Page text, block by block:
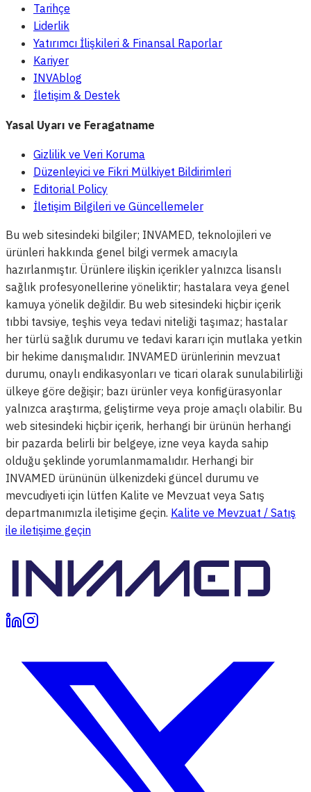
Tarihçe
Liderlik
Yatırımcı İlişkileri & Finansal Raporlar
Kariyer
INVAblog
İletişim & Destek
Yasal Uyarı ve Feragatname
Gizlilik ve Veri Koruma
Düzenleyici ve Fikri Mülkiyet Bildirimleri
Editorial Policy
İletişim Bilgileri ve Güncellemeler
Bu web sitesindeki bilgiler; INVAMED, teknolojileri ve
ürünleri hakkında genel bilgi vermek amacıyla
hazırlanmıştır. Ürünlere ilişkin içerikler yalnızca lisanslı
sağlık profesyonellerine yöneliktir; hastalara veya genel
kamuya yönelik değildir. Bu web sitesindeki hiçbir içerik
tıbbi tavsiye, teşhis veya tedavi niteliği taşımaz; hastalar
her türlü sağlık durumu ve tedavi kararı için mutlaka yetkin
bir hekime danışmalıdır. INVAMED ürünlerinin mevzuat
durumu, onaylı endikasyonları ve ticari olarak sunulabilirliği
ülkeye göre değişir; bazı ürünler veya konfigürasyonlar
yalnızca araştırma, geliştirme veya proje amaçlı olabilir. Bu
web sitesindeki hiçbir içerik, herhangi bir ürünün herhangi
bir pazarda belirli bir belgeye, izne veya kayda sahip
olduğu şeklinde yorumlanmamalıdır. Herhangi bir
INVAMED ürününün ülkenizdeki güncel durumu ve
mevcudiyeti için lütfen Kalite ve Mevzuat veya Satış
departmanımızla iletişime geçin. Kalite ve Mevzuat / Satış
ile iletişime geçin